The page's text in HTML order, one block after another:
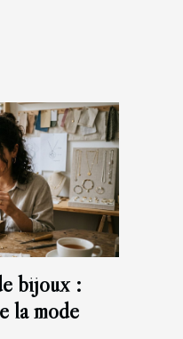
bijoux :
la mode